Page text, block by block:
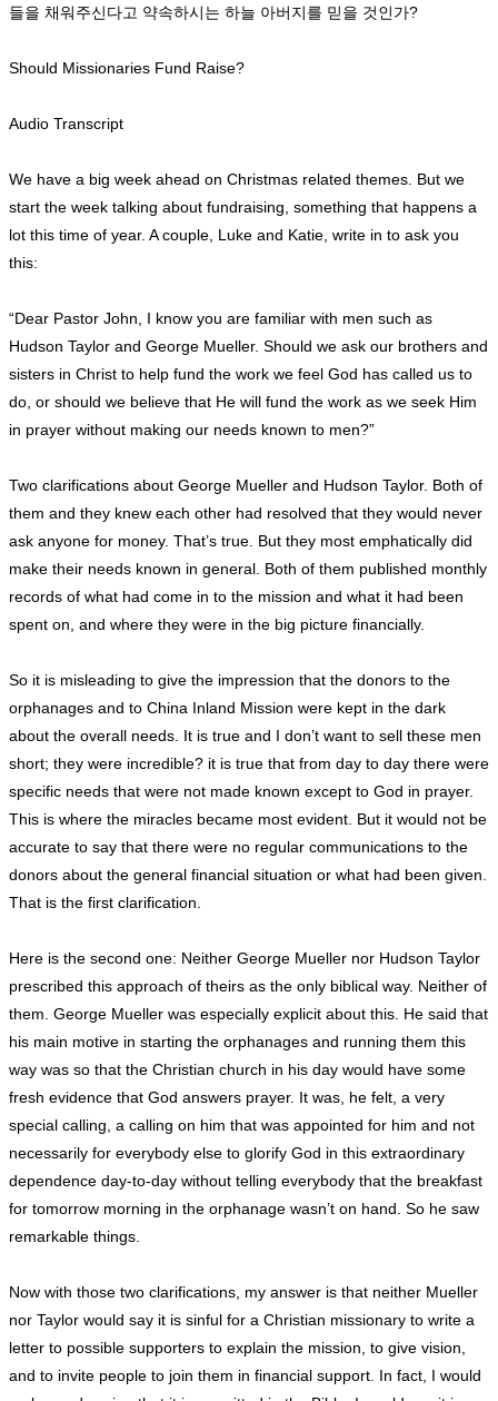
들을 채워주신다고 약속하시는 하늘 아버지를 믿을 것인가?
Should Missionaries Fund Raise?
Audio Transcript
We have a big week ahead on Christmas related themes. But we
start the week talking about fundraising, something that happens a
lot this time of year. A couple, Luke and Katie, write in to ask you
this:
“Dear Pastor John, I know you are familiar with men such as
Hudson Taylor and George Mueller. Should we ask our brothers and
sisters in Christ to help fund the work we feel God has called us to
do, or should we believe that He will fund the work as we seek Him
in prayer without making our needs known to men?”
Two clarifications about George Mueller and Hudson Taylor. Both of
them and they knew each other had resolved that they would never
ask anyone for money. That’s true. But they most emphatically did
make their needs known in general. Both of them published monthly
records of what had come in to the mission and what it had been
spent on, and where they were in the big picture financially.
So it is misleading to give the impression that the donors to the
orphanages and to China Inland Mission were kept in the dark
about the overall needs. It is true and I don’t want to sell these men
short; they were incredible? it is true that from day to day there were
specific needs that were not made known except to God in prayer.
This is where the miracles became most evident. But it would not be
accurate to say that there were no regular communications to the
donors about the general financial situation or what had been given.
That is the first clarification.
Here is the second one: Neither George Mueller nor Hudson Taylor
prescribed this approach of theirs as the only biblical way. Neither of
them. George Mueller was especially explicit about this. He said that
his main motive in starting the orphanages and running them this
way was so that the Christian church in his day would have some
fresh evidence that God answers prayer. It was, he felt, a very
special calling, a calling on him that was appointed for him and not
necessarily for everybody else to glorify God in this extraordinary
dependence day-to-day without telling everybody that the breakfast
for tomorrow morning in the orphanage wasn’t on hand. So he saw
remarkable things.
Now with those two clarifications, my answer is that neither Mueller
nor Taylor would say it is sinful for a Christian missionary to write a
letter to possible supporters to explain the mission, to give vision,
and to invite people to join them in financial support. In fact, I would